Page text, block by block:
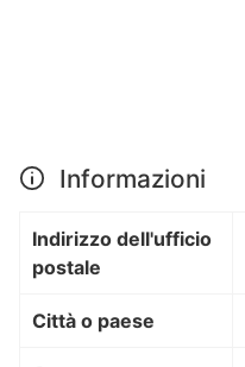
Informazioni
Indirizzo dell'ufficio
postale
Città o paese